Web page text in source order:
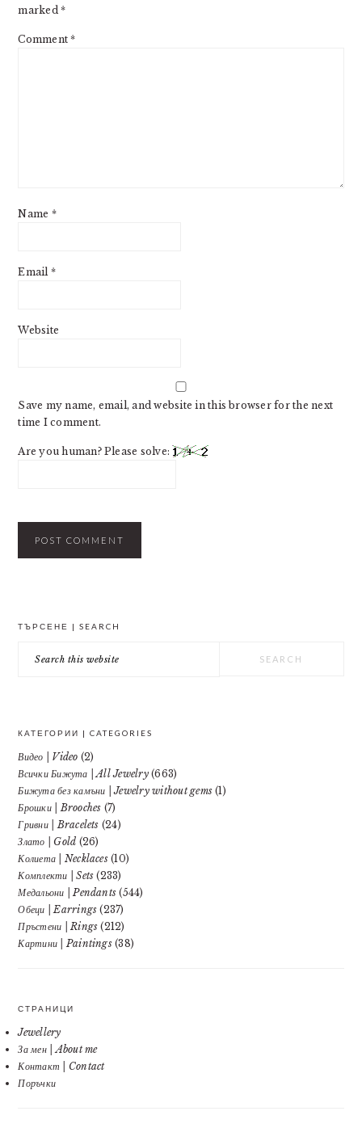
marked*
Comment*
Name *
Email *
Website
Save my name, email, and website in this browser for the next
time I comment.
Are you human? Please solve:
ТЪРСЕНЕ | SEARCH
this
КАТЕГОРИИ | CATEGORIES
Видео | Video (2)
Всички Бижута | All Jewelry(663)
Бижута без камъни | Jewelry without gems (1)
Брошки | Brooches (7)
Гривни | Bracelets (24)
Злато | Gold (26)
Колиета | Necklaces(10)
Комплекти | Sets (233)
Медальони | Pendants (544)
Обеци | Earrings (237)
Пръстени | Rings (212)
Картини | Paintings(38)
СТРАНИЦИ
Jewellery
За мен | About me
Контакт | Contact
Поръчки